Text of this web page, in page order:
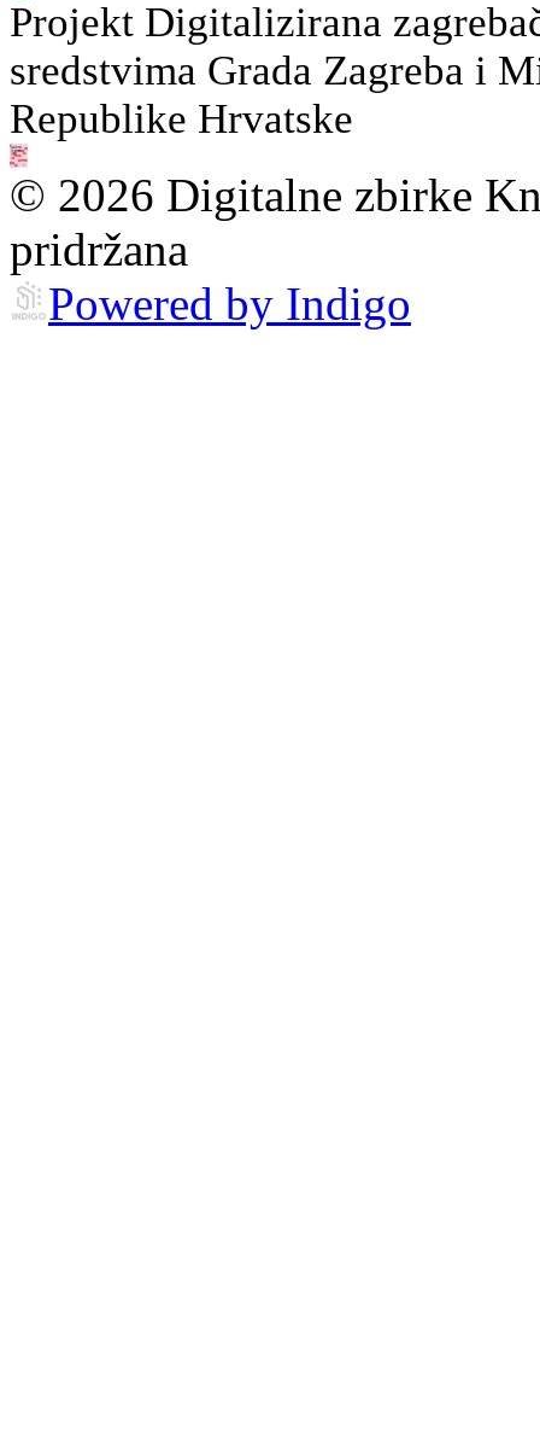
Projekt Digitalizirana
sredstvima Grada Zagreba i
Republike Hrvatske
© 2026 Digitalne zbirke
pridržana
Powered by Indigo